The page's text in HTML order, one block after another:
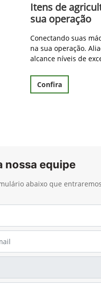
Itens de
sua operação
Conectando suas
na sua operação.
alcance níveis de
Confira
nossa equipe
abaixo que